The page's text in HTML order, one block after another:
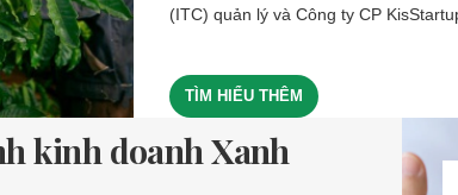
(ITC) quản lý và Công ty CP
TÌM HIỂU THÊM
kinh doanh Xanh
thủ Tiêu chuẩn
sàng xuất khẩu